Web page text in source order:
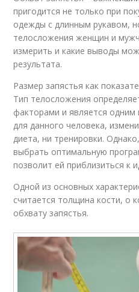
пригодится не только при
одежды с длинным рукавом,
телосложения женщин и
измерить и какие выводы
результата.
Размер запястья как
Тип телосложения
факторами и является
для данного человека,
диета, ни тренировки.
выбрать оптимальную
позволит ей приблизиться к
Одной из основных
считается толщина кости, о
обхвату запястья.